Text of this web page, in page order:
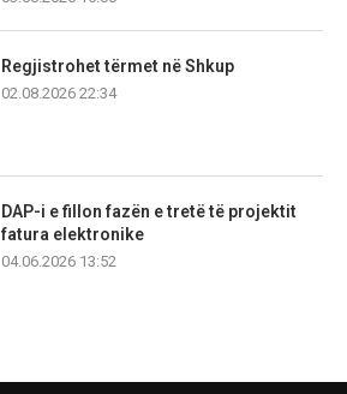
Regjistrohet tërmet në Shkup
02.08.2026 22:34
DAP-i e fillon fazën e tretë të projektit
fatura elektronike
04.06.2026 13:52